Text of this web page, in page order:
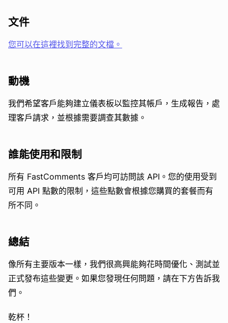
文件
您可以在這裡找到完整的文檔。
動機
我們希望客戶能夠建立儀表板以監控其帳戶，生成報告，處
理客戶請求，並根據需要調查其數據。
誰能使用和限制
所有 FastComments 客戶均可訪問該 API。您的使用受到
可用 API 點數的限制，這些點數會根據您購買的套餐而有
所不同。
總結
像所有主要版本一樣，我們很高興能夠花時間優化、測試並
正式發布這些變更。如果您發現任何問題，請在下方告訴我
們。
乾杯！